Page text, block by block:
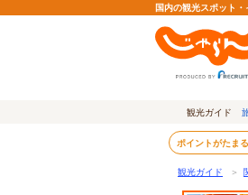
国内の観光スポット
観光ガイド
ポイントがたま
観光ガイド ＞